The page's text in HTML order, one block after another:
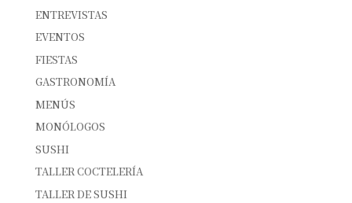
ENTREVISTAS
EVENTOS
FIESTAS
GASTRONOMÍA
MENÚS
MONÓLOGOS
SUSHI
TALLER COCTELERÍA
TALLER DE SUSHI